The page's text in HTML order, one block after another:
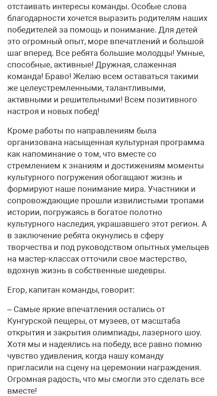
отстаивать интересы команды. Особые слова
благодарности хочется выразить родителям наших
победителей за помощь и понимание. Для детей
это огромный опыт, море впечатлений и большой
шаг вперед. Все ребята большие молодцы! Умные,
способные, активные! Дружная, слаженная
команда! Браво! Желаю всем оставаться такими
же целеустремленными, талантливыми,
активными и решительными! Всем позитивного
настроя и новых побед!
Кроме работы по направлениям была
организована насыщенная культурная программа
как напоминание о том, что вместе со
стремлением к знаниям и достижениям моменты
культурного погружения обогащают жизнь и
формируют наше понимание мира. Участники и
сопровождающие прошли извилистыми тропами
истории, погружаясь в богатое полотно
культурного наследия, украшавшего этот регион. А
в заключение ребята окунулись в сферу
творчества и под руководством опытных умельцев
на мастер-классах отточили свое мастерство,
вдохнув жизнь в собственные шедевры.
Егор, капитан команды, говорит:
– Самые яркие впечатления остались от
Кунгурской пещеры, от музеев, от масштаба
открытия и закрытия олимпиады, лазерного шоу.
Хотя мы и надеялись на победу, все равно помню
чувство удивления, когда нашу команду
пригласили на сцену на церемонии награждения.
Огромная радость, что мы смогли это сделать все
вместе!